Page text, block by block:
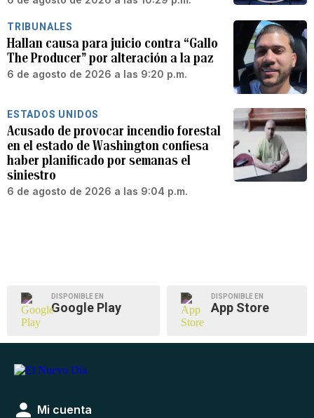
TRIBUNALES
Hallan causa para juicio contra “Gallo
The Producer” por alteración a la paz
6 de agosto de 2026 a las 9:20 p.m.
ESTADOS UNIDOS
Acusado de provocar incendio forestal
en el estado de Washington confiesa
haber planificado por semanas el
siniestro
6 de agosto de 2026 a las 9:04 p.m.
DISPONIBLE EN
Google Play
DISPONIBLE EN
App Store
Mi cuenta